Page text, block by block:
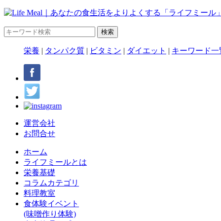
栄養 | タンパク質 | ビタミン | ダイエット | キーワード一
運営会社
お問合せ
ホーム
ライフミールとは
栄養基礎
コラムカテゴリ
料理教室
食体験イベント
(味噌作り体験)